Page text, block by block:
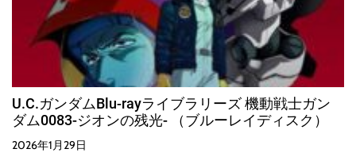
U.C.ガンダムBlu-rayライブラリーズ 機動戦士ガン
ダム0083-ジオンの残光- （ブルーレイディスク）
2026年1月29日